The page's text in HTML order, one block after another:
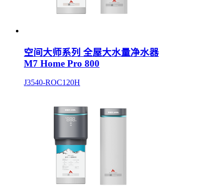
空间大师系列 全屋大水量净水器
M7 Home Pro 800
J3540-ROC120H